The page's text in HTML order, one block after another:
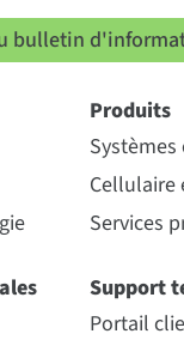
bulletin
Produits
Cellulaire
Services
Support
Portail